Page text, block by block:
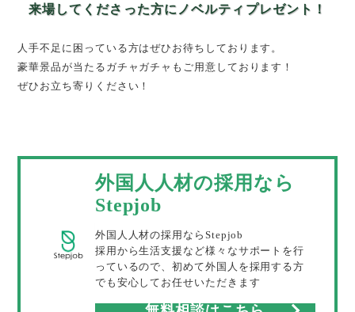
来場してくださった方にノベルティプレゼント！
人手不足に困っている方はぜひお待ちしております。
豪華景品が当たるガチャガチャもご用意しております！
ぜひお立ち寄りください！
外国人人材の採用なら
Stepjob
外国人人材の採用ならStepjob
採用から生活支援など様々なサポートを行
っているので、初めて外国人を採用する方
でも安心してお任せいただきます